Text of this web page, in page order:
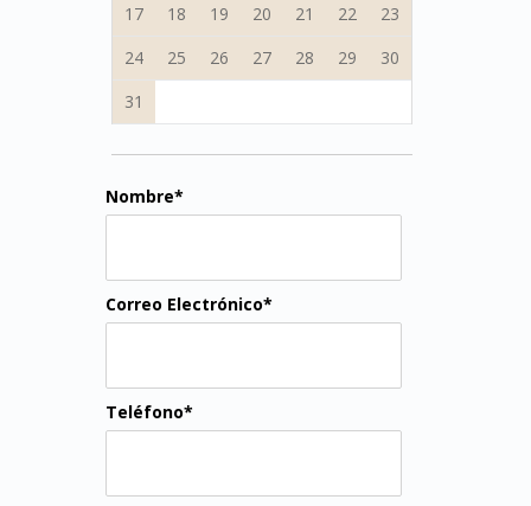
17
18 19 20 21 22
23
24
25 26 27 28 29
30
31
Nombre*
Correo Electrónico*
Teléfono*